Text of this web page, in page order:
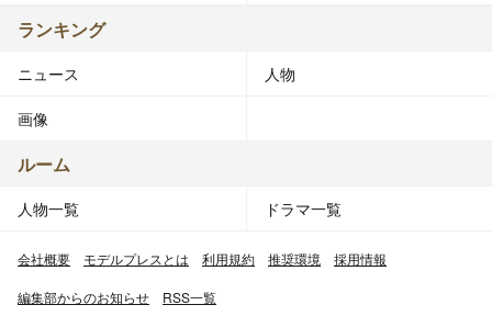
ランキング
ニュース 人物
画像
ルーム
人物一覧 ドラマ一覧
会社概要 モデルプレスとは 利用規約 推奨環境 採用情報
編集部からのお知らせ RSS一覧